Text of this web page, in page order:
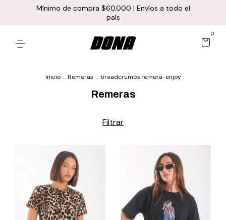
Mínimo de compra $60.000 | Envíos a todo el
país
0
Inicio . Remeras . breadcrumbs.remera-enjoy
Remeras
Filtrar